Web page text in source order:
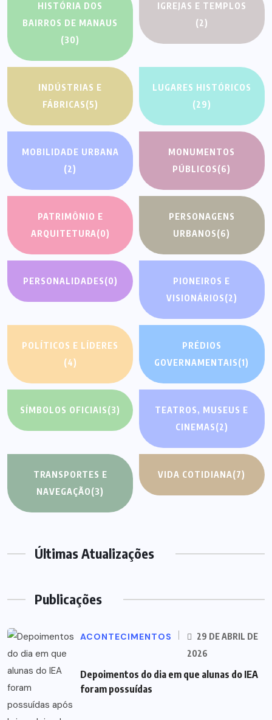
HISTÓRIA DOS
BAIRROS DE MANAUS
(30)
IGREJAS E TEMPLOS
(2)
INDÚSTRIAS E
FÁBRICAS(5)
LUGARES HISTÓRICOS
(29)
MOBILIDADE URBANA
(2)
MONUMENTOS
PÚBLICOS(6)
PATRIMÔNIO E
ARQUITETURA(0)
PERSONAGENS
URBANOS(6)
PERSONALIDADES(0)
PIONEIROS E
VISIONÁRIOS(2)
POLÍTICOS E LÍDERES
(4)
PRÉDIOS
GOVERNAMENTAIS(1)
SÍMBOLOS OFICIAIS(3)
TEATROS, MUSEUS E
CINEMAS(2)
TRANSPORTES E
NAVEGAÇÃO(3)
VIDA COTIDIANA(7)
Últimas Atualizações
Publicações
ACONTECIMENTOS
29 DE ABRIL DE
2026
Depoimentos do dia em que alunas do IEA
foram possuídas